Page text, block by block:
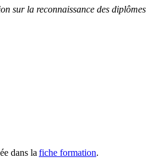
sur la reconnaissance des
dans lafiche formation.